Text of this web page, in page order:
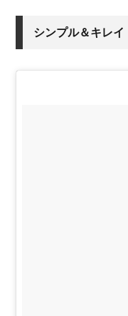
シンプル＆キレイ